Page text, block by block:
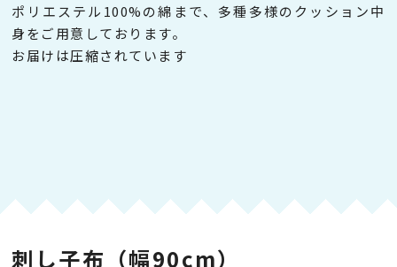
ポリエステル100%の綿まで、多種多様のクッション中
身をご用意しております。
お届けは圧縮されています
刺し子布（幅90cm）